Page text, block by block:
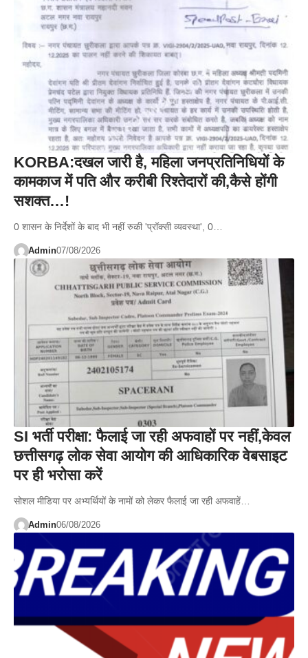
KORBA:दखल जारी है, महिला जनप्रतिनिधियों के
कामकाज में पति और करीबी रिश्तेदारों की,कैसे होंगी
सशक्त…!
0 शासन के निर्देशों के बाद भी नहीं रुकी 'प्रॉक्सी व्यवस्था', 0…
Admin07/08/2026
SI भर्ती परीक्षा: फैलाई जा रही अफवाहों पर नहीं,केवल
छत्तीसगढ़ लोक सेवा आयोग की आधिकारिक वेबसाइट
पर ही भरोसा करें
सोशल मीडिया पर अभ्यर्थियों के नामों को लेकर फैलाई जा रही अफवाहें…
Admin06/08/2026